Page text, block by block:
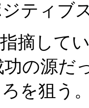
ティブ
摘して
功の源だ
を狙う